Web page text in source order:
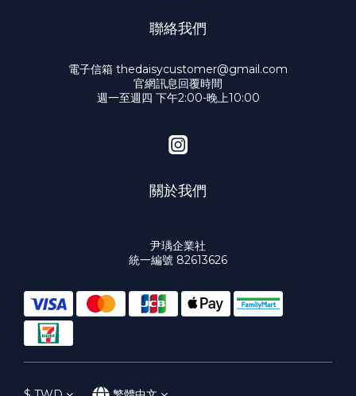
聯絡我們
電子信箱 thedaisycustomer@gmail.com
官網訊息回覆時間
週一至週四 下午2:00-晚上10:00
關於我們
尹瑀企業社
統一編號 82613626